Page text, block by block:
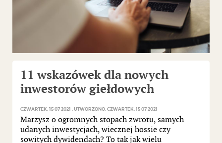
11 wskazówek dla nowych
inwestorów giełdowych
CZWARTEK, 15 07 2021 UTWORZONO: CZWARTEK, 15 07 2021
Marzysz o ogromnych stopach zwrotu, samych
udanych inwestycjach, wiecznej hossie czy
sowitych dywidendach? To tak jak wielu